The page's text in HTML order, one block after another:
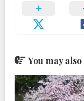
You may